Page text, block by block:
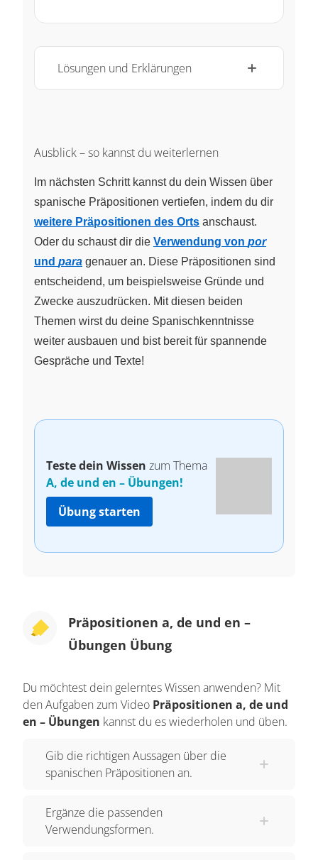
Lösungen und Erklärungen
Ausblick – so kannst du weiterlernen
Im nächsten Schritt kannst du dein Wissen über
spanische Präpositionen vertiefen, indem du dir
weitere Präpositionen des Orts anschaust.
Oder du schaust dir die Verwendung von por
und para genauer an. Diese Präpositionen sind
entscheidend, um beispielsweise Gründe und
Zwecke auszudrücken. Mit diesen beiden
Themen wirst du deine Spanischkenntnisse
weiter ausbauen und bist bereit für spannende
Gespräche und Texte!
Teste dein Wissen zum Thema
A, de und en – Übungen!
Übung starten
Präpositionen a, de und en –
Übungen Übung
Du möchtest dein gelerntes Wissen anwenden? Mit
den Aufgaben zum Video Präpositionen a, de und
en – Übungen kannst du es wiederholen und üben.
Gib die richtigen Aussagen über die
spanischen Präpositionen an.
Ergänze die passenden
Verwendungsformen.